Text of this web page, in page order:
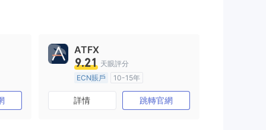
ATFX
9.21 天眼評分
ECN賬戶
10-15年
澳大利亞監管
全牌照 (MM)
主標MT4
詳情 跳轉官網